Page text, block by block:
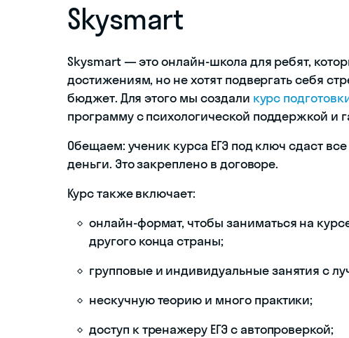
Skysmart
Skysmart — это онлайн-школа для ребят,
достижениям, но не хотят подвергать себя
бюджет. Для этого мы создали курс
программу с психологической поддержкой и
Обещаем: ученик курса ЕГЭ под ключ сдаст
деньги. Это закреплено в договоре.
Курс также включает:
онлайн-формат, чтобы заниматься на
другого конца страны;
групповые и индивидуальные занятия с
нескучную теорию и много практики;
доступ к тренажеру ЕГЭ с автопроверкой;